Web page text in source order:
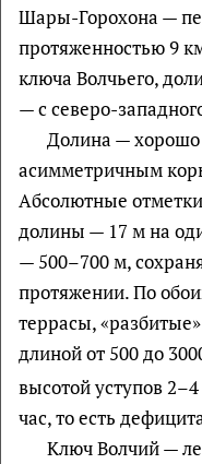
Шары-Горохона —
протяженностью 9
ключа Волчьего,
— с северо-
Долина — хорошо
асимметричным
Абсолютные
долины — 17 м на
— 500–700 м,
протяжении. По
террасы,
длиной от 500 до
высотой уступов
час, то есть
Ключ Волчий —